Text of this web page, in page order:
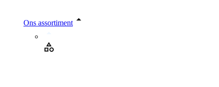
Ons assortiment